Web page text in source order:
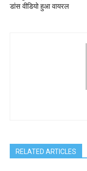
डांस वीडियो हुआ वायरल
RELATED ARTICLES